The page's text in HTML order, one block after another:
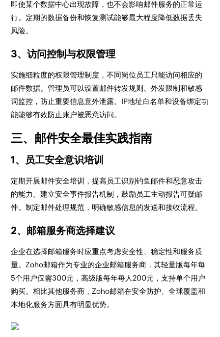
即使某个数据中心出现故障，也不会影响邮件服务的正常运
行。定期的数据备份和恢复测试能够最大程度降低数据丢失
风险。
3、访问控制与权限管理
实施细粒度的权限管理制度，不同岗位员工只能访问相应的
邮件数据。管理员可以设置邮件转发规则、外发限制和敏感
词监控，防止重要信息意外泄露。IP地址白名单和设备绑定功
能能够有效防止账户被恶意访问。
三、邮件安全最佳实践指南
1、员工安全意识培训
定期开展邮件安全培训，提高员工识别钓鱼邮件和恶意攻击
的能力。建立安全事件报告机制，鼓励员工主动报告可疑邮
件。制定邮件处理规范，明确敏感信息的发送和接收流程。
2、邮箱服务商选择建议
企业在选择邮箱服务时应重点考虑安全性、稳定性和服务质
量。Zoho邮箱作为专业的企业邮箱服务商，其轻量版每年每
5个用户仅需300元，高级版每年每人200元，支持单个用户
购买。相比其他服务商，Zoho邮箱在安全防护、全球覆盖和
本地化服务方面具有明显优势。